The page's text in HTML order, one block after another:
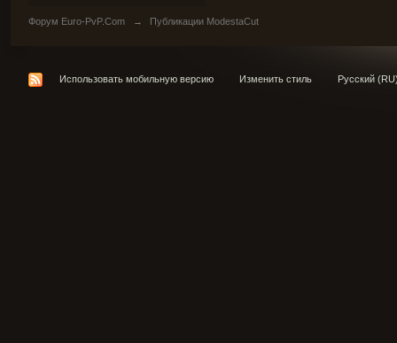
Форум Euro-PvP.Com → Публикации ModestaCut
Использовать мобильную версию Изменить стиль Русский